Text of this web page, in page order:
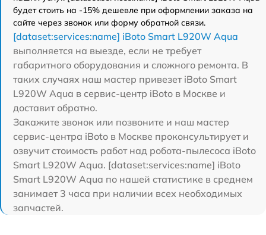
будет стоить на -15% дешевле при оформлении заказа на
сайте через звонок или форму обратной связи.
[dataset:services:name] iBoto Smart L920W Aqua
выполняется на выезде, если не требует
габаритного оборудования и сложного ремонта. В
таких случаях наш мастер привезет iBoto Smart
L920W Aqua в сервис-центр iBoto в Москве и
доставит обратно.
Закажите звонок или позвоните и наш мастер
сервис-центра iBoto в Москве проконсультирует и
озвучит стоимость работ над робота-пылесоса iBoto
Smart L920W Aqua. [dataset:services:name] iBoto
Smart L920W Aqua по нашей статистике в среднем
занимает 3 часа при наличии всех необходимых
запчастей.